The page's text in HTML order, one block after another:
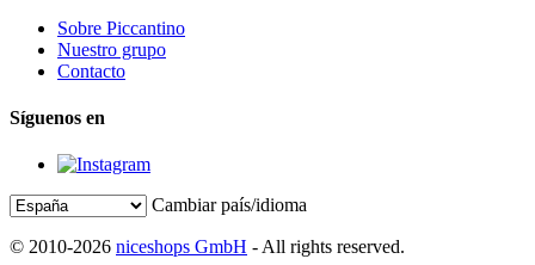
Sobre Piccantino
Nuestro grupo
Contacto
Síguenos en
Cambiar país/idioma
© 2010-2026 niceshops GmbH - All rights reserved.